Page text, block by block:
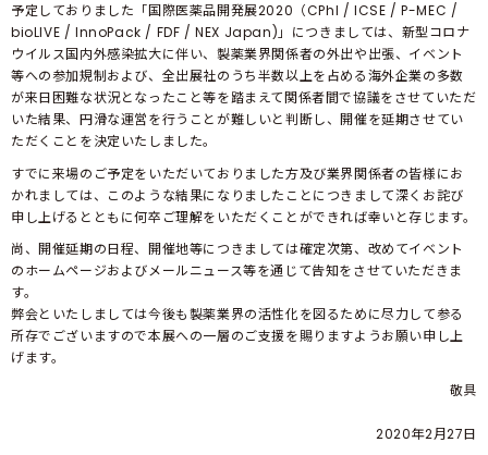
予定しておりました「国際医薬品開発展2020（CPhI / ICSE / P-MEC /
bioLIVE / InnoPack / FDF / NEX Japan)」につきましては、新型コロナ
ウイルス国内外感染拡大に伴い、製薬業界関係者の外出や出張、イベント
等への参加規制および、全出展社のうち半数以上を占める海外企業の多数
が来日困難な状況となったこと等を踏まえて関係者間で協議をさせていただ
いた結果、円滑な運営を行うことが難しいと判断し、開催を延期させてい
ただくことを決定いたしました。
すでに来場のご予定をいただいておりました方及び業界関係者の皆様にお
かれましては、このような結果になりましたことにつきまして深くお詫び
申し上げるとともに何卒ご理解をいただくことができれば幸いと存じます。
尚、開催延期の日程、開催地等につきましては確定次第、改めてイベント
のホームページおよびメールニュース等を通じて告知をさせていただきま
す。
弊会といたしましては今後も製薬業界の活性化を図るために尽力して参る
所存でございますので本展への一層のご支援を賜りますようお願い申し上
げます。
敬具
2020年2月27日